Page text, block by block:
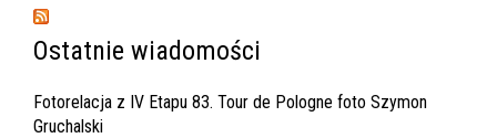
Ostatnie wiadomości
Fotorelacja z IV Etapu 83. Tour de Pologne foto Szymon
Gruchalski